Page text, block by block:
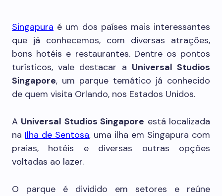
Singapura é um dos países mais interessantes
que já conhecemos, com diversas atrações,
bons hotéis e restaurantes. Dentre os pontos
turísticos, vale destacar a Universal Studios
Singapore, um parque temático já conhecido
de quem visita Orlando, nos Estados Unidos.
A Universal Studios Singapore está localizada
na Ilha de Sentosa, uma ilha em Singapura com
praias, hotéis e diversas outras opções
voltadas ao lazer.
O parque é dividido em setores e reúne